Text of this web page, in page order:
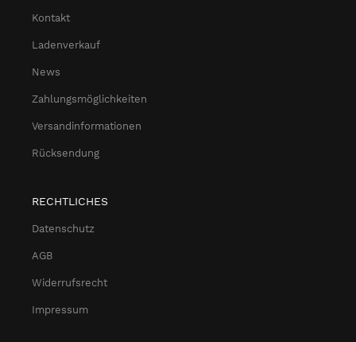
Kontakt
Ladenverkauf
News
Zahlungsmöglichkeiten
Versandinformationen
Rücksendung
RECHTLICHES
Datenschutz
AGB
Widerrufsrecht
Impressum